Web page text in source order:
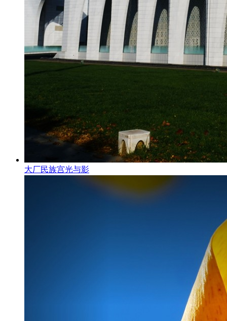
大厂民族宫光与影